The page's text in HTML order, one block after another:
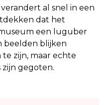
al snel in een
dat het
een luguber
beelden blijken
zijn, maar echte
zijn gegoten.